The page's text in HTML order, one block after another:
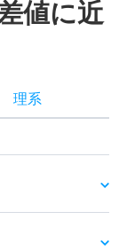
値に近
理系